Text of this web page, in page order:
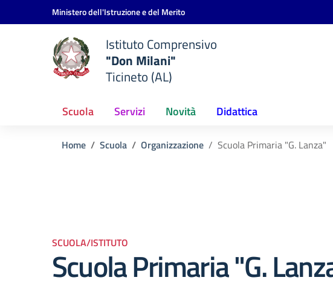
Vai ai contenuti
Vai al menu di navigazioneMinistero dell'Istruzione e del Merito
Istituto Comprensivo
"Don Milani"
Ticineto (AL)
Scuola Servizi Novità Didattica
Home Scuola Organizzazione Scuola Primaria "G. Lanza"
SCUOLA/ISTITUTO
Scuola Primaria "G.